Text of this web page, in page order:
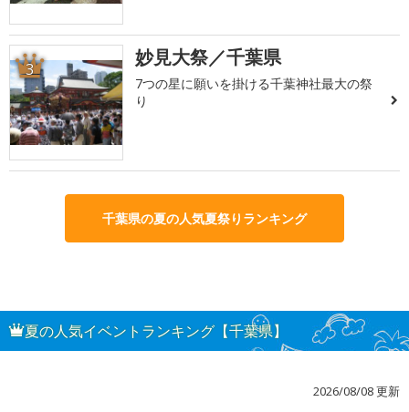
3 妙見大祭／千葉県
7つの星に願いを掛ける千葉神社最大の祭
り
千葉県の夏の人気夏祭りランキング
夏の人気イベントランキング【千葉県】
2026/08/08 更新